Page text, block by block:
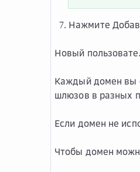
Нажмите
Новый
Каждый домен вы
шлюзов в разных
Если домен не
Чтобы домен